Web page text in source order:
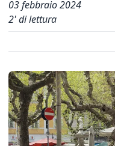
03 febbraio 2024
2' di lettura